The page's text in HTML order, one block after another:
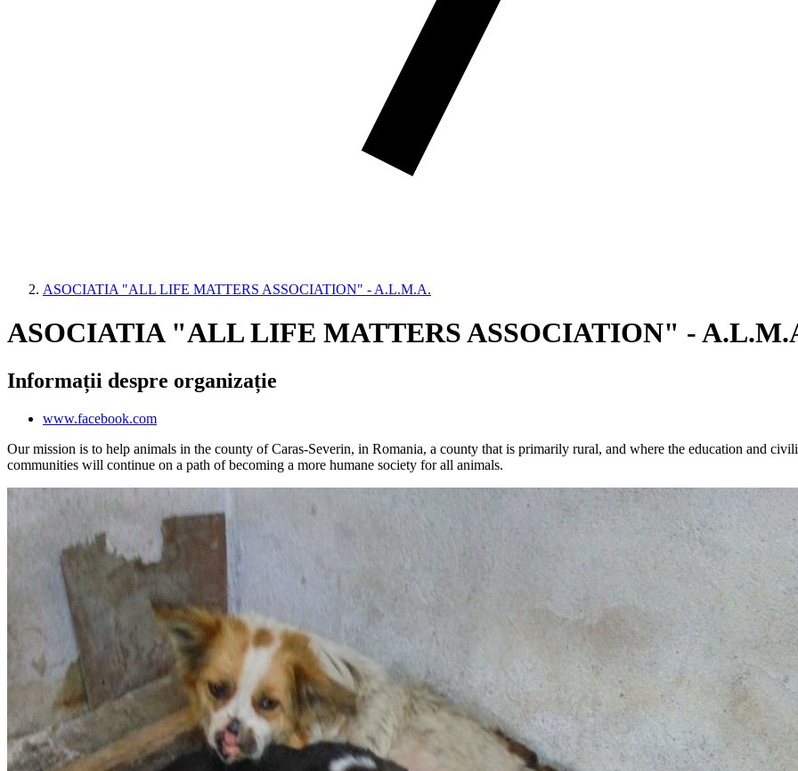
ASOCIATIA "ALL LIFE MATTERS ASSOCIATION" - A.L.M.A.
ASOCIATIA "ALL LIFE MATTERS ASSOCIATION" -
Informații despre organizație
www.facebook.com
Our mission is to help animals in the county of Caras-Severin, in Romania, a county that is primarily rural, and where the education and
communities will continue on a path of becoming a more humane society for all animals.